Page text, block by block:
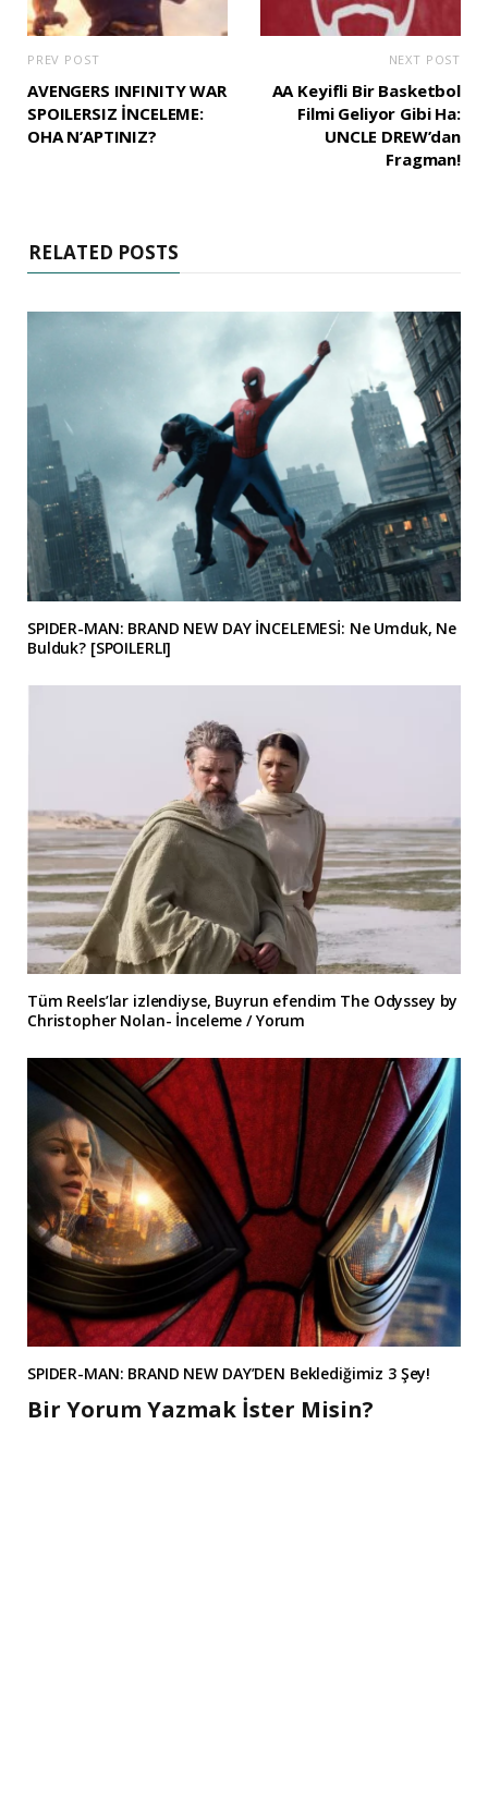
PREV POST
AVENGERS INFINITY WAR
SPOILERSIZ İNCELEME:
OHA N’APTINIZ?
NEXT POST
AA Keyifli Bir Basketbol
Filmi Geliyor Gibi Ha:
UNCLE DREW’dan
Fragman!
RELATED POSTS
SPIDER-MAN: BRAND NEW DAY İNCELEMESİ: Ne Umduk, Ne
Bulduk? [SPOILERLI]
Tüm Reels’lar izlendiyse, Buyrun efendim The Odyssey by
Christopher Nolan- İnceleme / Yorum
SPIDER-MAN: BRAND NEW DAY’DEN Beklediğimiz 3 Şey!
Bir Yorum Yazmak İster Misin?